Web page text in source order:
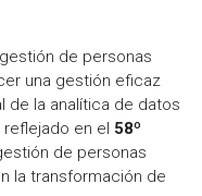
de personas
una gestión eficaz
de la analítica de datos
en el 58º
de personas
la transformación de